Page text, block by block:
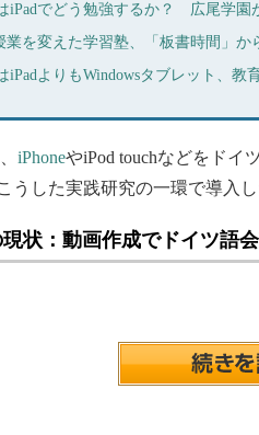
iPadでどう勉強するか？ 広尾学園
業を変えた学習塾、「板書時間」か
iPadよりもWindowsタブレット、教
iPhoneやiPod touchなどをドイ
うした実践研究の一環で導入し
状：動画作成でドイツ語